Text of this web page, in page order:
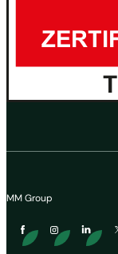
MM Group